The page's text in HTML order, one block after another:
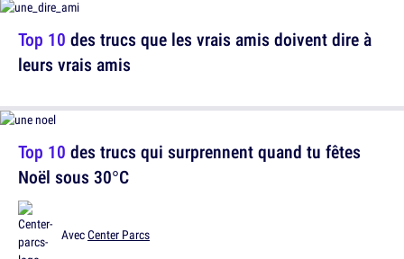
Top 10 des trucs qui surprennent quand tu fêtes
Noël sous 30°C
AvecCenter Parcs
Top 10 des trucs que les vrais amis doivent dire à
leurs vrais amis